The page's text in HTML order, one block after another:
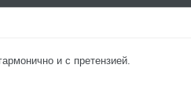
и с претензией.